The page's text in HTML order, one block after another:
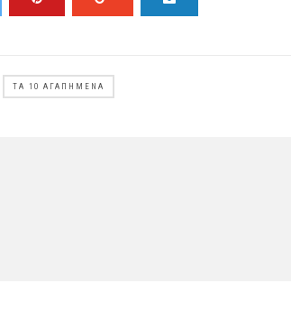
ΤΑ 10 ΑΓΑΠΗΜΈΝΑ